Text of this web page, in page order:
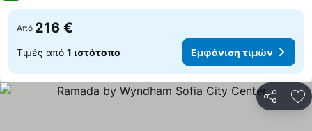
Από 216 €
Τιμές από 1 ιστότοπο Εμφάνιση τιμών